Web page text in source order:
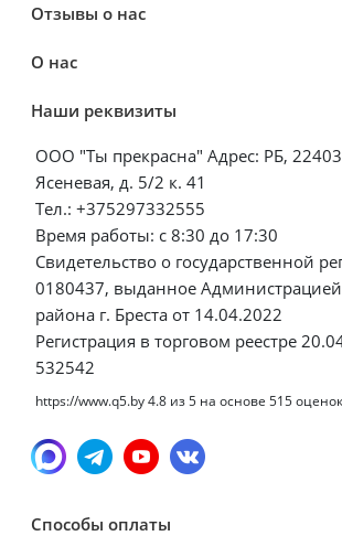
Отзывы о нас
О нас
Наши реквизиты
ООО "Ты прекрасна" Адрес: РБ,
Ясеневая, д. 5/2 к. 41
Тел.: +375297332555
Время работы: с 8:30 до 17:30
Свидетельство о государственной
0180437, выданное
района г. Бреста от 14.04.2022
Регистрация в торговом реестре
532542
https://www.q5.by4.8 из5 на основе 515
Способы оплаты